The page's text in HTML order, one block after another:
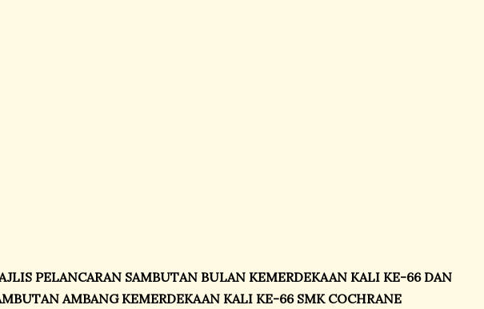
PELANCARAN SAMBUTAN BULAN KEMERDEKAAN KALI KE-66 DAN
AMBANG KEMERDEKAAN KALI KE-66 SMK COCHRANE